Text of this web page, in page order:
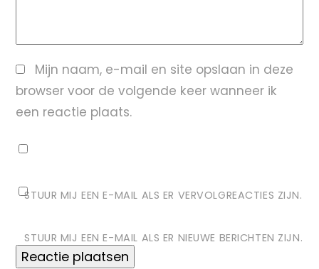
Mijn naam, e-mail en site opslaan in deze
browser voor de volgende keer wanneer ik
een reactie plaats.
STUUR MIJ EEN E-MAIL ALS ER VERVOLGREACTIES ZIJN.
STUUR MIJ EEN E-MAIL ALS ER NIEUWE BERICHTEN ZIJN.